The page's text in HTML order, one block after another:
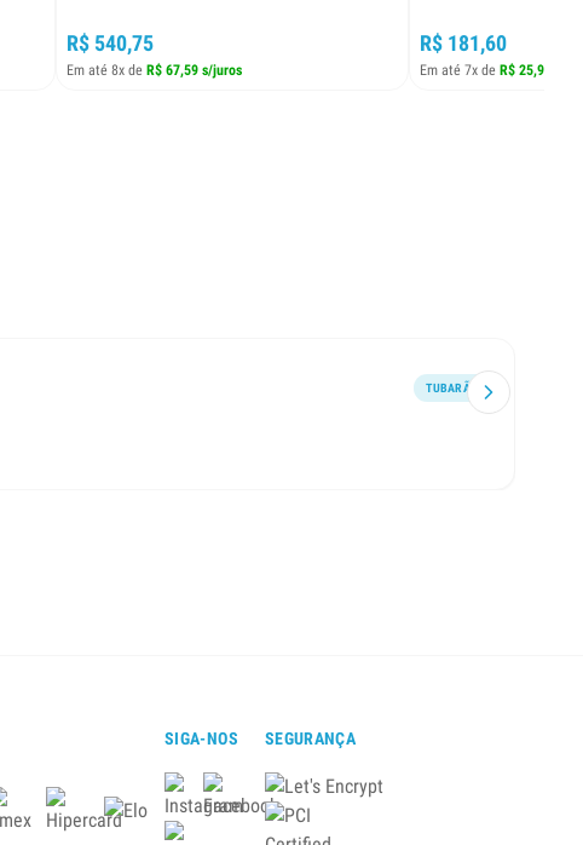
R$ 540,75
Em até 8x de R$ 67,59 s/juros
R$ 181,60
Em até 7x de R$ 25,94 s/
TUBARÃO
SIGA-NOS SEGURANÇA